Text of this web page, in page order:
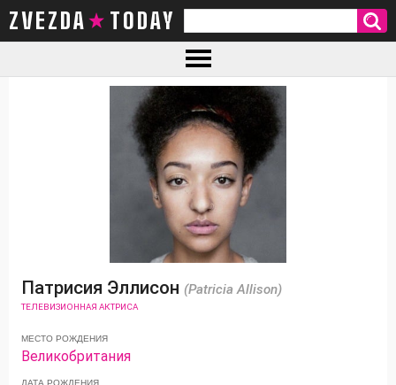
ZVEZDA TODAY
Патрисия Эллисон (Patricia Allison)
ТЕЛЕВИЗИОННАЯ АКТРИСА
МЕСТО РОЖДЕНИЯ
Великобритания
ДАТА РОЖДЕНИЯ